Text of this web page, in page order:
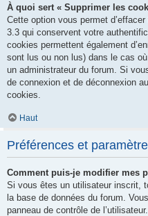
À quoi sert « Supprimer les
Cette option vous permet
3.3 qui conservent votre
cookies permettent également
sont lus ou non lus) dans le cas
un administrateur du forum. Si
de connexion et de déconnexion
cookies.
Haut
Préférences et
Comment puis-je modifier mes
Si vous êtes un utilisateur inscrit,
la base de données du forum.
panneau de contrôle de